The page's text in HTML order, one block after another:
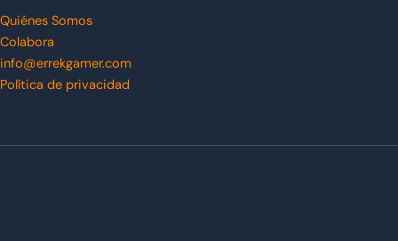
Quiénes Somos
Colabora
info@errekgamer.com
Política de privacidad